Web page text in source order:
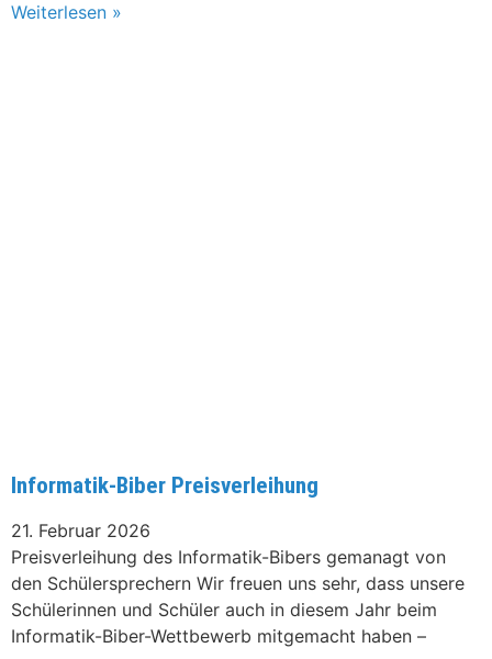
Weiterlesen »
Informatik-Biber Preisverleihung
21. Februar 2026
Preisverleihung des Informatik-Bibers gemanagt von
den Schülersprechern Wir freuen uns sehr, dass unsere
Schülerinnen und Schüler auch in diesem Jahr beim
Informatik-Biber-Wettbewerb mitgemacht haben –